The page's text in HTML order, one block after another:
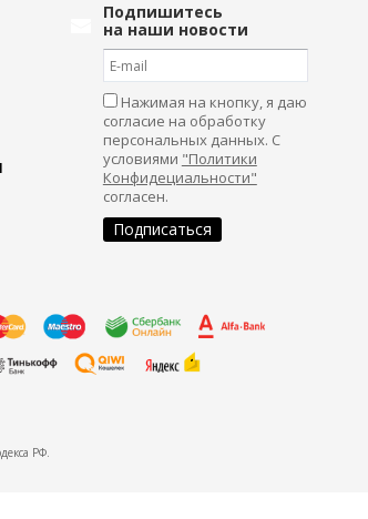
Подпишитесь
на наши новости
Нажимая на кнопку, я даю
согласие на обработку
персональных данных. С
условиями "Политики
Конфидециальности"
согласен.
РФ.